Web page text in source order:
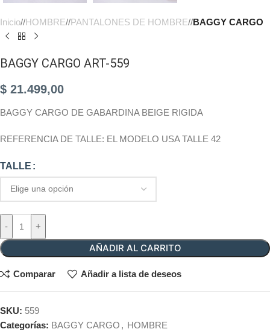
Inicio/ HOMBRE/ PANTALONES DE HOMBRE/ BAGGY CARGO
BAGGY CARGO ART-559
$ 21.499,00
BAGGY CARGO DE GABARDINA BEIGE RIGIDA
REFERENCIA DE TALLE: EL MODELO USA TALLE 42
TALLE
- +
AÑADIR AL CARRITO
Comparar Añadir a lista de deseos
SKU: 559
Categorías: BAGGY CARGO , HOMBRE